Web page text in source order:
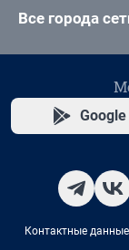
Все города
Контактные